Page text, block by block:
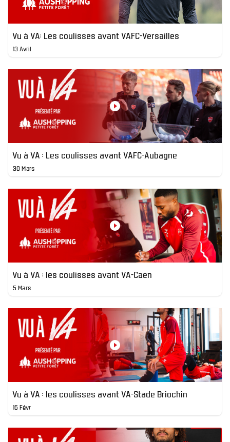
Vu à VA: Les coulisses avant VAFC-Versailles
13 Avril
Vu à VA : Les coulisses avant VAFC-Aubagne
30 Mars
Vu à VA : les coulisses avant VA-Caen
5 Mars
Vu à VA : les coulisses avant VA-Stade Briochin
16 Févr